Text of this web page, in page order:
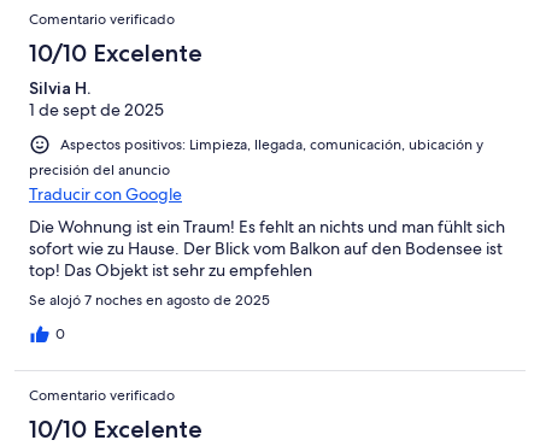
Comentario verificado
10/10 Excelente
Silvia H.
1 de sept de 2025
Aspectos positivos: Limpieza, llegada, comunicación, ubicación y
precisión del anuncio
Traducir con Google
Die Wohnung ist ein Traum! Es fehlt an nichts und man fühlt sich
sofort wie zu Hause. Der Blick vom Balkon auf den Bodensee ist
top! Das Objekt ist sehr zu empfehlen
Se alojó 7 noches en agosto de 2025
0
Comentario verificado
10/10 Excelente